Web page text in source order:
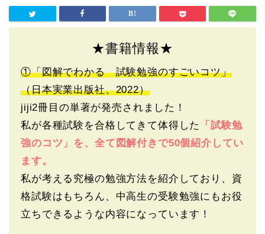
★書籍情報★
①「図解でわかる 試験勉強のすごいコツ」
（日本実業出版社、2022）
jiji2冊目の単著が発売されました！
私が各種試験を合格してきて体得した
「試験勉
強のコツ」を、全て図解付きで50個紹介してい
ます。
私が考える究極の勉強方法を紹介しており、資
格試験はもちろん、中高生の受験勉強にもお役
立ちできるような内容になっています！